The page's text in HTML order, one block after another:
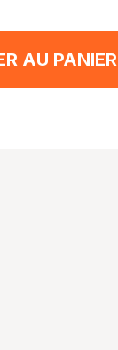
AU PANIER